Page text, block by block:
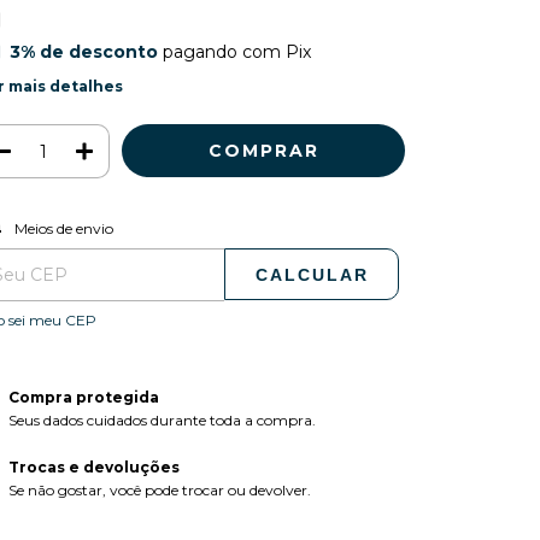
3% de descontopagando com Pix
mais detalhes
para o CEP:
Meios de envio
CALCULAR
sei meu CEP
Compra protegida
Seus dados cuidados durante toda a compra.
Trocas e devoluções
Se não gostar, você pode trocar ou devolver.